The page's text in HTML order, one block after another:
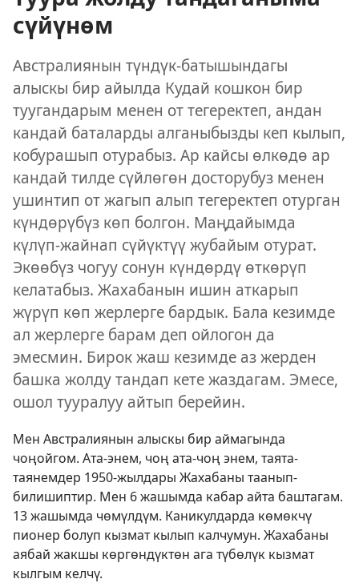
сүйүнөм
Австралиянын түндүк-батышындагы
алыскы бир айылда Кудай кошкон бир
туугандарым менен от тегеректеп, андан
кандай баталарды алганыбызды кеп кылып,
кобурашып отурабыз. Ар кайсы өлкөдө ар
кандай тилде сүйлөгөн досторубуз менен
ушинтип от жагып алып тегеректеп отурган
күндөрүбүз көп болгон. Маңдайымда
күлүп-жайнап сүйүктүү жубайым отурат.
Экөөбүз чогуу сонун күндөрдү өткөрүп
келатабыз. Жахабанын ишин аткарып
жүрүп көп жерлерге бардык. Бала кезимде
ал жерлерге барам деп ойлогон да
эмесмин. Бирок жаш кезимде аз жерден
башка жолду тандап кете жаздагам. Эмесе,
ошол тууралуу айтып берейин.
Мен Австралиянын алыскы бир аймагында
чоңойгом. Ата-энем, чоң ата-чоң энем, таята-
таянемдер 1950-жылдары Жахабаны таанып-
билишиптир. Мен 6 жашымда кабар айта баштагам.
13 жашымда чөмүлдүм. Каникулдарда көмөкчү
пионер болуп кызмат кылып калчумун. Жахабаны
аябай жакшы көргөндүктөн ага түбөлүк кызмат
кылгым келчү.